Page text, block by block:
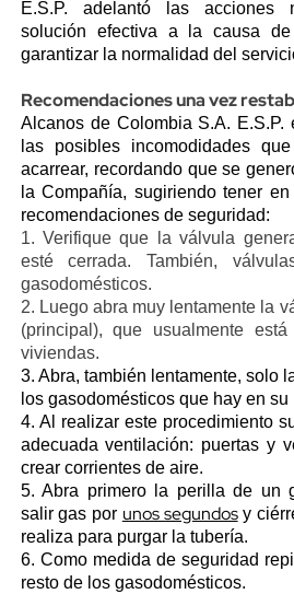
E.S.P. adelantó las acciones
solución efectiva a la causa
garantizar la normalidad del
Recomendaciones una vez
Alcanos de Colombia S.A. E.S.P.
las posibles incomodidades
acarrear, recordando que se
la Compañía, sugiriendo tener
recomendaciones de seguridad:
1. Verifique que la válvula
esté cerrada. También,
gasodomésticos.
2. Luego abra muy lentamente la
(principal), que usualmente
viviendas.
3. Abra, también lentamente, solo
los gasodomésticos que hay en su
4. Al realizar este procedimiento
adecuada ventilación: puertas y
crear corrientes de aire.
5. Abra primero la perilla de un
salir gas por unos segundosy
realiza para purgar la tubería.
6. Como medida de seguridad
resto de los gasodomésticos.